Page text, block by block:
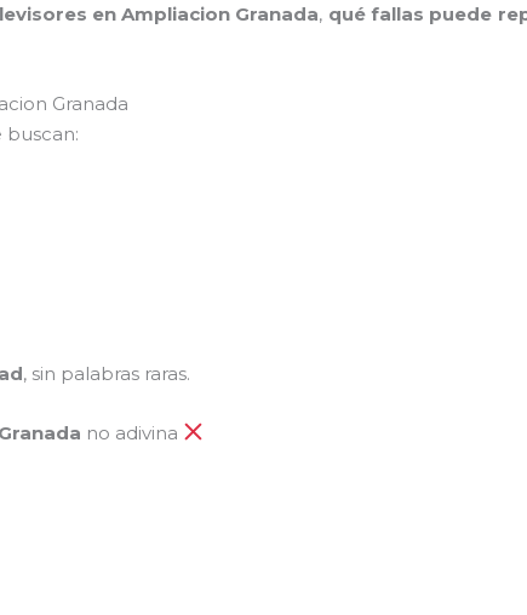
en Ampliacion Granada, qué fallas puede
Granada
buscan:
, sin palabras raras.
no adivina